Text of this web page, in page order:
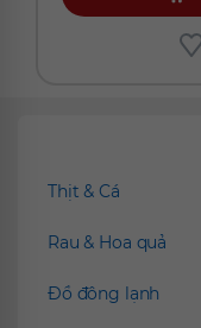
Thịt & Cá
Rau & Hoa quả
Đồ đông lạnh